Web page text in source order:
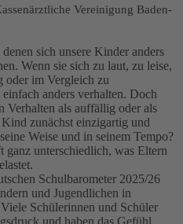
Vereinigung Baden-
sich unsere Kinder anders
Wenn sie sich zu laut, zu leise,
oder im Vergleich zu
anders verhalten. Doch
Verhalten als auffällig oder als
zunächst einzigartig und
Weise und in seinem Tempo?
ganz unterschiedlich, was Eltern
Schulbarometer 2025/26
und Jugendlichen in
Schülerinnen und Schüler
und haben das Gefühl,